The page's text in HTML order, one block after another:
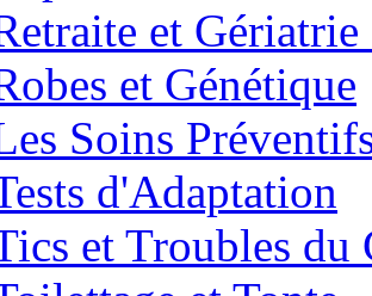
et
et Génétique
Soins
d'Adaptation
et Troubles du